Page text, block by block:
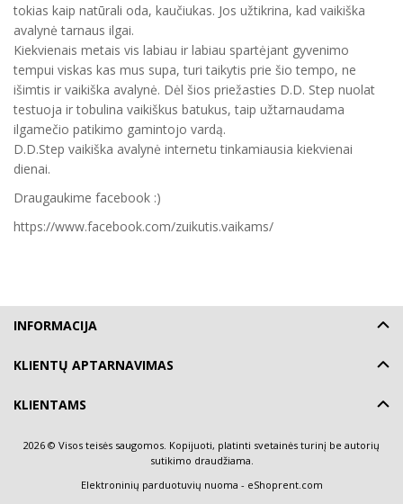
tokias kaip natūrali oda, kaučiukas. Jos užtikrina, kad vaikiška
avalynė tarnaus ilgai.
Kiekvienais metais vis labiau ir labiau spartėjant gyvenimo
tempui viskas kas mus supa, turi taikytis prie šio tempo, ne
išimtis ir vaikiška avalynė. Dėl šios priežasties D.D. Step nuolat
testuoja ir tobulina vaikiškus batukus, taip užtarnaudama
ilgamečio patikimo gamintojo vardą.
D.D.Step vaikiška avalynė internetu tinkamiausia kiekvienai
dienai.
Draugaukime facebook :)
https://www.facebook.com/zuikutis.vaikams/
INFORMACIJA
KLIENTŲ APTARNAVIMAS
KLIENTAMS
2026 © Visos teisės saugomos. Kopijuoti, platinti svetainės turinį be autorių
sutikimo draudžiama.
Elektroninių parduotuvių nuoma - eShoprent.com